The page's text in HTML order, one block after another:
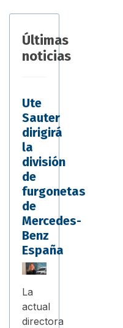
Últimas
noticias
Ute
Sauter
dirigirá
la
división
de
furgonetas
de
Mercedes-
Benz
España
La
actual
directora